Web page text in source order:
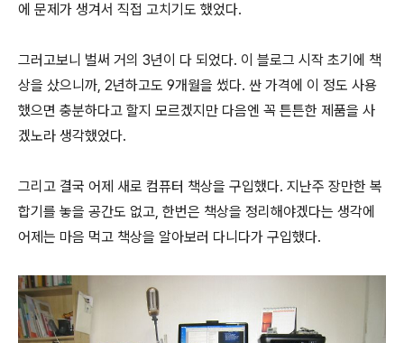
에 문제가 생겨서 직접 고치기도 했었다.
그러고보니 벌써 거의 3년이 다 되었다. 이 블로그 시작 초기에 책
상을 샀으니까, 2년하고도 9개월을 썼다. 싼 가격에 이 정도 사용
했으면 충분하다고 할지 모르겠지만 다음엔 꼭 튼튼한 제품을 사
겠노라 생각했었다.
그리고 결국 어제 새로 컴퓨터 책상을 구입했다. 지난주 장만한 복
합기를 놓을 공간도 없고, 한번은 책상을 정리해야겠다는 생각에
어제는 마음 먹고 책상을 알아보러 다니다가 구입했다.